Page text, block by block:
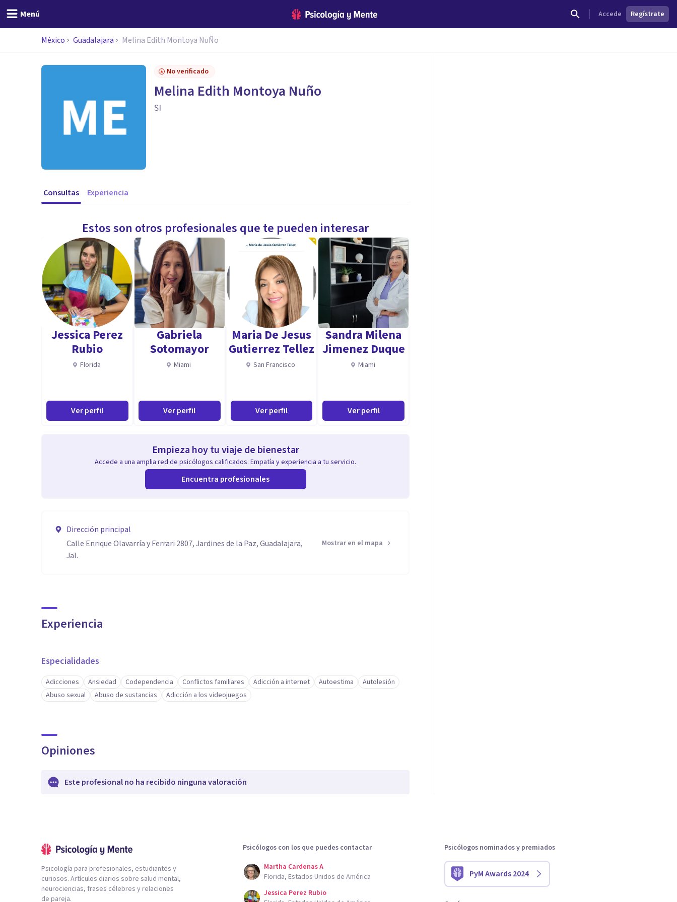
Menú Accede Regístrate
México Guadalajara Melina Edith Montoya NuÑo
No verificado
Melina Edith Montoya Nuño
SI
Consultas Experiencia
Estos son otros profesionales que te pueden interesar
Jessica Perez
Rubio
Florida
Ver perfil
Gabriela
Sotomayor
Miami
Ver perfil
Maria De Jesus
Gutierrez Tellez
San Francisco
Ver perfil
Sandra Milena
Jimenez Duque
Miami
Ver perfil
Empieza hoy tu viaje de bienestar
Accede a una amplia red de psicólogos calificados. Empatía y experiencia a tu servicio.
Encuentra profesionales
Dirección principal
Calle Enrique Olavarría y Ferrari 2807, Jardines de la Paz, Guadalajara,
Jal.
Mostrar en el mapa
Experiencia
Especialidades
Adicciones Ansiedad Codependencia Conflictos familiares Adicción a internet Autoestima
Autolesión
Abuso sexual
Abuso de sustancias Adicción a los videojuegos
Opiniones
Este profesional no ha recibido ninguna valoración
Psicología para profesionales, estudiantes y
curiosos. Artículos diarios sobre salud mental,
neurociencias, frases célebres y relaciones
de pareja.
Psicólogos con los que puedes contactar
Martha Cardenas A
Florida, Estados Unidos de América
Jessica Perez Rubio
Psicólogos nominados y premiados
PyM Awards 2024